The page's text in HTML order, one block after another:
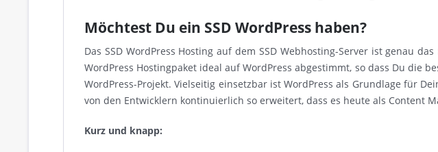
Möchtest Du ein SSD WordPress haben?
Das SSD WordPress Hosting auf dem SSD Webhosting-Server ist genau
WordPress Hostingpaket ideal auf WordPress abgestimmt, so dass Du die
WordPress-Projekt. Vielseitig einsetzbar ist WordPress als Grundlage für
von den Entwicklern kontinuierlich so erweitert, dass es heute als Content
Kurz und knapp: